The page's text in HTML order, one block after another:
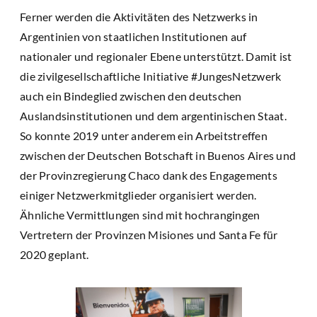
Ferner werden die Aktivitäten des Netzwerks in
Argentinien von staatlichen Institutionen auf
nationaler und regionaler Ebene unterstützt. Damit ist
die zivilgesellschaftliche Initiative #JungesNetzwerk
auch ein Bindeglied zwischen den deutschen
Auslandsinstitutionen und dem argentinischen Staat.
So konnte 2019 unter anderem ein Arbeitstreffen
zwischen der Deutschen Botschaft in Buenos Aires und
der Provinzregierung Chaco dank des Engagements
einiger Netzwerkmitglieder organisiert werden.
Ähnliche Vermittlungen sind mit hochrangingen
Vertretern der Provinzen Misiones und Santa Fe für
2020 geplant.